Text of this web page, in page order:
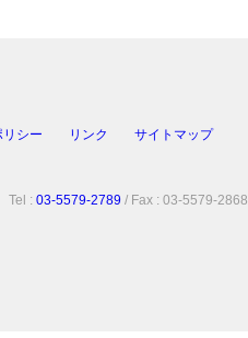
シー リンク サイトマップ
Tel : 03-5579-2789 / Fax : 03-5579-2868